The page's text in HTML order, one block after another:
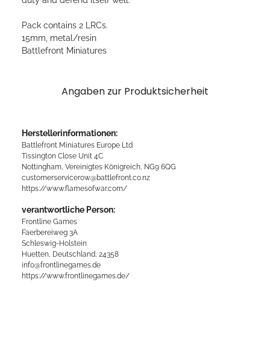
Pack contains 2 LRCs.
15mm, metal/resin
Battlefront Miniatures
Angaben zur Produktsicherheit
Herstellerinformationen:
Battlefront Miniatures Europe Ltd
Tissington Close Unit 4C
Nottingham, Vereinigtes Königreich, NG9 6QG
customerservicerow@battlefront.co.nz
https://www.flamesofwar.com/
verantwortliche Person:
Frontline Games
Faerbereiweg 3A
Schleswig-Holstein
Huetten, Deutschland, 24358
info@frontlinegames.de
https://www.frontlinegames.de/